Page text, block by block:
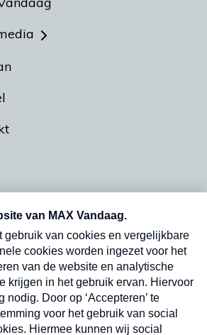
en dinsdagochtend in
Verzend